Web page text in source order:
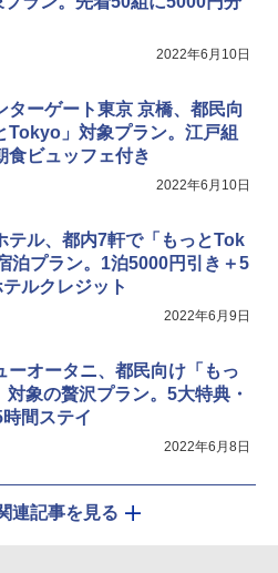
2022年6月10日
ターゲート東京 京橋、都民向
Tokyo」対象プラン。江戸組
食ビュッフェ付き
2022年6月10日
テル、都内7軒で「もっとTok
泊プラン。1泊5000円引き＋5
ルクレジット
2022年6月9日
ーオータニ、都民向け「もっ
対象の贅沢プラン。5大特典・
間ステイ
2022年6月8日
連記事を見る